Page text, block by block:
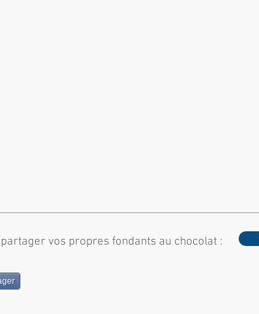
vos propres fondants au chocolat :